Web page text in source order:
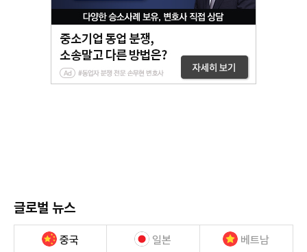
글로벌 뉴스
중국 일본 베트남